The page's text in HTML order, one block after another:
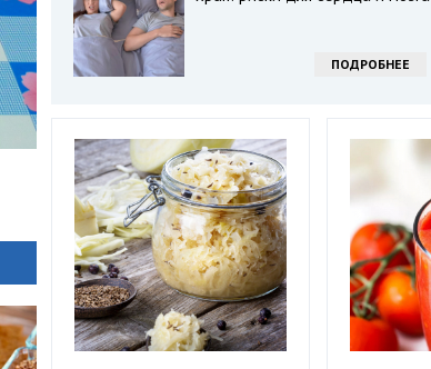
ПОДРОБНЕЕ